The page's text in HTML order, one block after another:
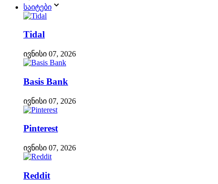
საიტები
Tidal
ივნისი 07, 2026
Basis Bank
ივნისი 07, 2026
Pinterest
ივნისი 07, 2026
Reddit